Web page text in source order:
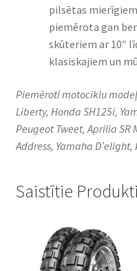
pilsētas
piemērota gan
skūteriem ar 10″
klasiskajiem un
Piemēroti motociklu
Liberty, Honda SH125i,
Peugeot Tweet, Aprilia SR
Address, Yamaha
Saistītie Produkti